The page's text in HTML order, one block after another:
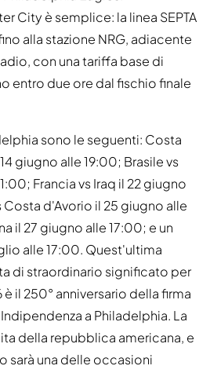
City è semplice: la linea SEPTA
alla stazione NRG, adiacente
con una tariffa base di
entro due ore dal fischio finale
sono le seguenti: Costa
giugno alle 19:00; Brasile vs
Francia vs Iraq il 22 giugno
Costa d'Avorio il 25 giugno alle
il 27 giugno alle 17:00; e un
alle 17:00. Quest'ultima
di straordinario significato per
il 250° anniversario della firma
a Philadelphia. La
della repubblica americana, e
sarà una delle occasioni